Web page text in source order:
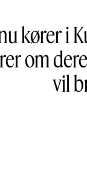
kører
om
vil